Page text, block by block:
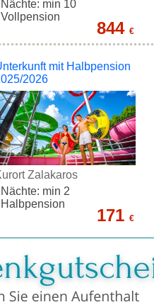
min 10
844 €
mit Halbpension
2026
Zalakaros
min 2
171 €